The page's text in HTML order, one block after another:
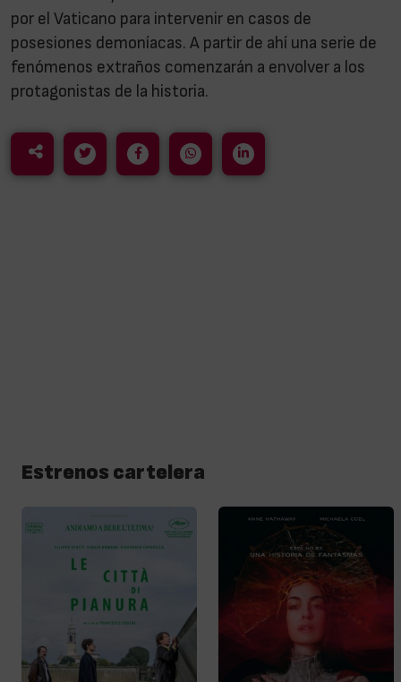
por el Vaticano para intervenir en casos de
posesiones demoníacas. A partir de ahí una serie de
fenómenos extraños comenzarán a envolver a los
protagonistas de la historia.
Estrenos cartelera